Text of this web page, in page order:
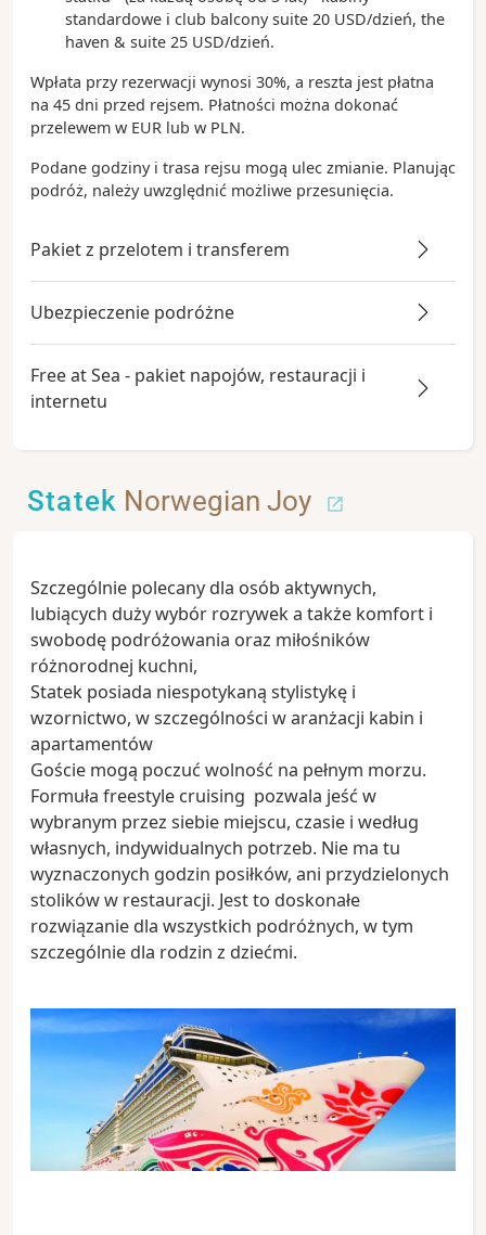
standardowe i club balcony suite 20 USD/dzień, the
haven & suite 25 USD/dzień.
Wpłata przy rezerwacji wynosi 30%, a reszta jest płatna
na 45 dni przed rejsem. Płatności można dokonać
przelewem w EUR lub w PLN.
Podane godziny i trasa rejsu mogą ulec zmianie. Planując
podróż, należy uwzględnić możliwe przesunięcia.
Pakiet z przelotem i transferem
Ubezpieczenie podróżne
Free at Sea - pakiet napojów, restauracji i
internetu
Statek Norwegian Joy
Szczególnie polecany dla osób aktywnych,
lubiących duży wybór rozrywek a także komfort i
swobodę podróżowania oraz miłośników
różnorodnej kuchni,
Statek posiada niespotykaną stylistykę i
wzornictwo, w szczególności w aranżacji kabin i
apartamentów
Goście mogą poczuć wolność na pełnym morzu.
Formuła freestyle cruising pozwala jeść w
wybranym przez siebie miejscu, czasie i według
własnych, indywidualnych potrzeb. Nie ma tu
wyznaczonych godzin posiłków, ani przydzielonych
stolików w restauracji. Jest to doskonałe
rozwiązanie dla wszystkich podróżnych, w tym
szczególnie dla rodzin z dziećmi.